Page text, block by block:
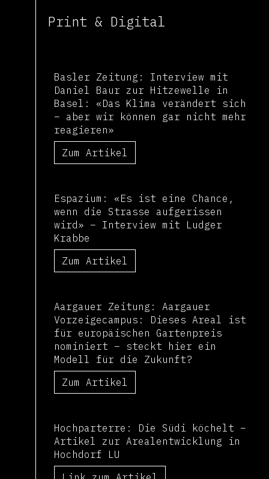
Print & Digital
Basler Zeitung: Interview mit
Daniel Baur zur Hitzewelle in
Basel: «Das Klima verändert sich
– aber wir können gar nicht mehr
reagieren»
Zum Artikel
Espazium: «Es ist ei­ne Chan­ce,
wenn die Stras­se auf­ge­ris­sen
wird» – Interview mit Ludger
Krabbe
Zum Artikel
Aargauer Zeitung: Aargauer
Vorzeigecampus: Dieses Areal ist
für europäischen Gartenpreis
nominiert – steckt hier ein
Modell für die Zukunft?
Zum Artikel
Hochparterre: Die Südi köchelt –
Artikel zur Arealentwicklung in
Hochdorf LU